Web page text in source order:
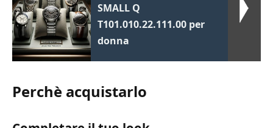
SMALL Q
T101.010.22.111.00 per
donna
Perchè acquistarlo